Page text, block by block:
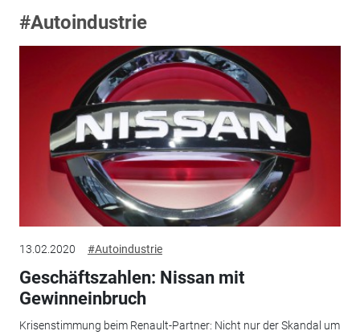
#Autoindustrie
13.02.2020 #Autoindustrie
Geschäftszahlen: Nissan mit
Gewinneinbruch
Krisenstimmung beim Renault-Partner: Nicht nur der Skandal um